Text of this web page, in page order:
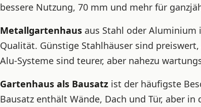
bessere Nutzung, 70 mm und mehr für
Metallgartenhaus aus Stahl oder
Qualität. Günstige Stahlhäuser sind
Alu-Systeme sind teurer, aber nahezu
Gartenhaus als Bausatz ist der häufigste
Bausatz enthält Wände, Dach und Tür, aber